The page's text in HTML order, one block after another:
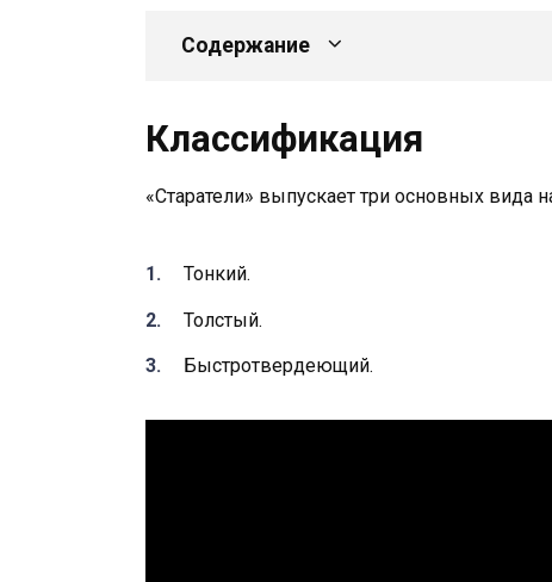
Содержание
Классификация
«Старатели» выпускает три основных вида
Тонкий.
Толстый.
Быстротвердеющий.